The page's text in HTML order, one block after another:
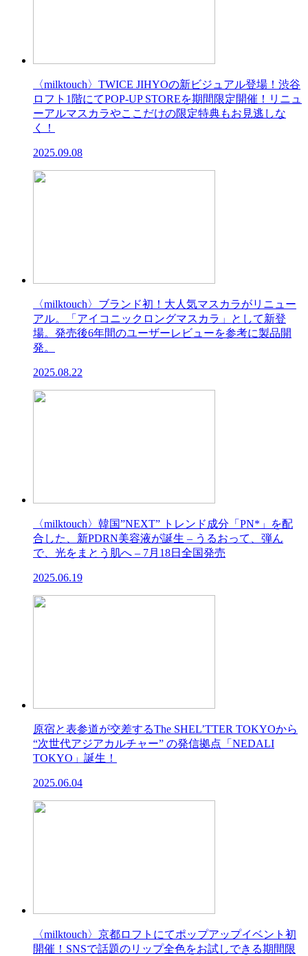
〈milktouch〉TWICE JIHYOの新ビジュアル登場！渋谷
ロフト1階にてPOP-UP STOREを期間限定開催！リニュ
ーアルマスカラやここだけの限定特典もお見逃しな
く！
2025.09.08
〈milktouch〉ブランド初！大人気マスカラがリニュー
アル。「アイコニックロングマスカラ」として新登
場。発売後6年間のユーザーレビューを参考に製品開
発。
2025.08.22
〈milktouch〉韓国”NEXT” トレンド成分「PN*」を配
合した、新PDRN美容液が誕生 – うるおって、弾ん
で、光をまとう肌へ – 7月18日全国発売
2025.06.19
原宿と表参道が交差するThe SHEL’TTER TOKYOから
“次世代アジアカルチャー” の発信拠点「NEDALI
TOKYO」誕生！
2025.06.04
〈milktouch〉京都ロフトにてポップアップイベント初
開催！SNSで話題のリップ全色をお試しできる期間限